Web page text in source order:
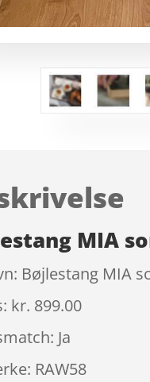
MIA
Bøjlestang MIA
kr. 899.00
Ja
RAW58